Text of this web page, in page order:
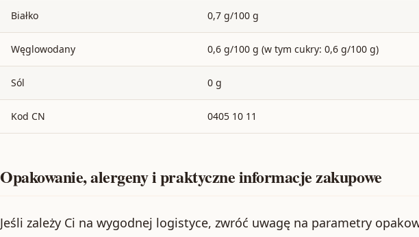
Białko 0,7 g/100 g
Węglowodany 0,6 g/100 g (w tym cukry: 0,6 g/100 g)
Sól 0 g
Kod CN 0405 10 11
Opakowanie, alergeny i praktyczne informacje zakupowe
Jeśli zależy Ci na wygodnej logistyce, zwróć uwagę na parametry